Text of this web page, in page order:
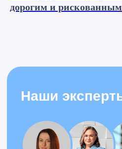
дорогим и рискованным
мероприятия